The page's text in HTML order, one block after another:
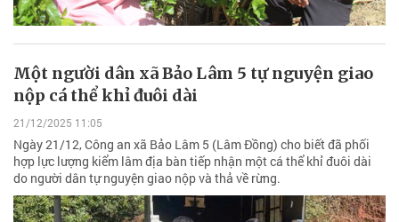
Một người dân xã Bảo Lâm 5 tự nguyện giao
nộp cá thể khỉ đuôi dài
21/12/2025 11:05
Ngày 21/12, Công an xã Bảo Lâm 5 (Lâm Đồng) cho biết đã phối
hợp lực lượng kiểm lâm địa bàn tiếp nhận một cá thể khỉ đuôi dài
do người dân tự nguyện giao nộp và thả về rừng.